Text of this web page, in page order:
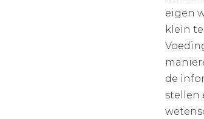
eigen
klein
de
stellen